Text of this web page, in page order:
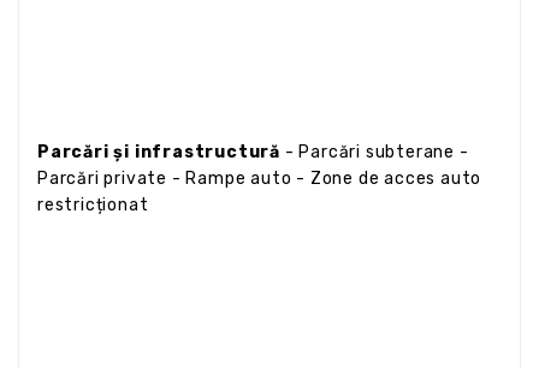
Parcări și infrastructură - Parcări subterane -
Parcări private - Rampe auto - Zone de acces auto
restricționat